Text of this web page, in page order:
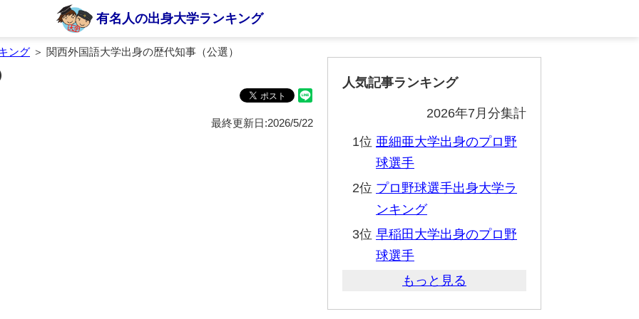
有名人の出身大学ランキング
ング ＞ 関西外国語大学出身の歴代知事（公選）
最終更新日:2026/5/22
人気記事ランキング
2026年7月分集計
1位 亜細亜大学出身のプロ野
球選手
2位 プロ野球選手出身大学ラ
ンキング
3位 早稲田大学出身のプロ野
球選手
もっと見る